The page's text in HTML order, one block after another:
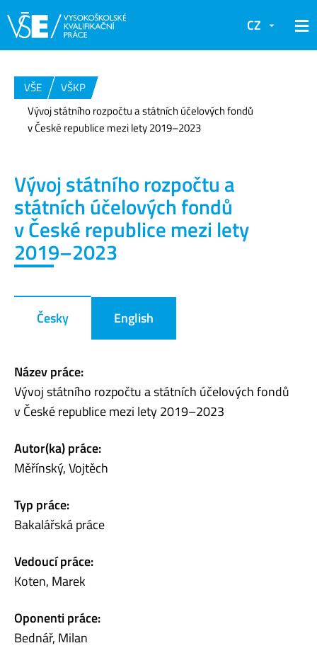
CZ
VŠE
VŠKP
Vývoj státního rozpočtu a státních účelových fondů
v České republice mezi lety 2019–2023
Vývoj státního rozpočtu a
státních účelových fondů
v České republice mezi lety
2019–2023
Česky English
Název práce:
Vývoj státního rozpočtu a státních účelových fondů
v České republice mezi lety 2019–2023
Autor(ka) práce:
Měřínský, Vojtěch
Typ práce:
Bakalářská práce
Vedoucí práce:
Koten, Marek
Oponenti práce:
Bednář, Milan